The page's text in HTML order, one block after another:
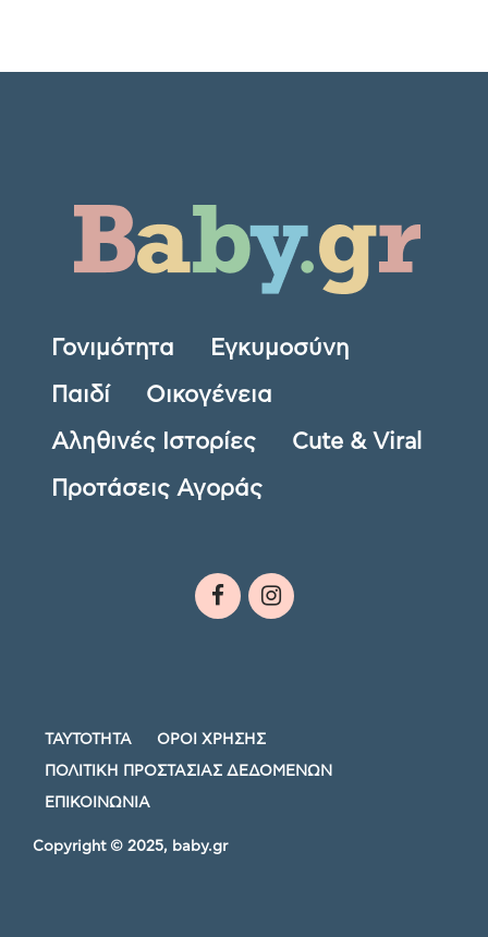
Γονιμότητα Εγκυμοσύνη
Παιδί Οικογένεια
Αληθινές Ιστορίες Cute & Viral
Προτάσεις Αγοράς
ΤΑΥΤΟΤΗΤΑ ΟΡΟΙ ΧΡΗΣΗΣ
ΠΟΛΙΤΙΚΗ ΠΡΟΣΤΑΣΙΑΣ ΔΕΔΟΜΕΝΩΝ
ΕΠΙΚΟΙΝΩΝΙΑ
Copyright © 2025, baby.gr